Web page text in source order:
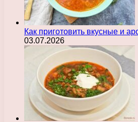
Как приготовить вкусные и
03.07.2026